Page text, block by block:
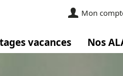
Mon
vacances Nos